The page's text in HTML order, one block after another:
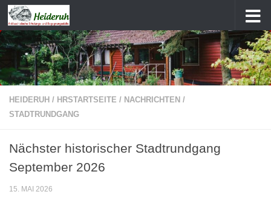
Zum Inhalt springen
HEIDERUH / HRSTARTSEITE / NACHRICHTEN /
STADTRUNDGANG
Nächster historischer Stadtrundgang
September 2026
15. MAI 2026